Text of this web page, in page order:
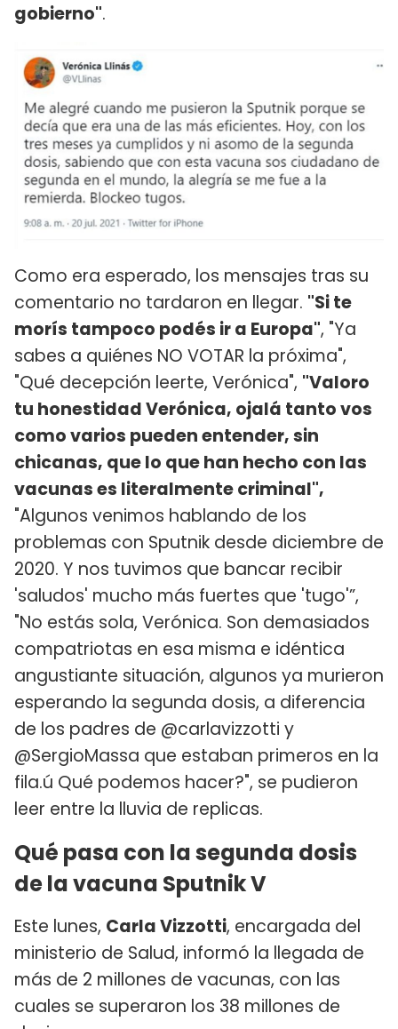
gobierno".
Como era esperado, los mensajes tras su
comentario no tardaron en llegar. "Si te
morís tampoco podés ir a Europa", "Ya
sabes a quiénes NO VOTAR la próxima",
"Qué decepción leerte, Verónica", "Valoro
tu honestidad Verónica, ojalá tanto vos
como varios pueden entender, sin
chicanas, que lo que han hecho con las
vacunas es literalmente criminal",
"Algunos venimos hablando de los
problemas con Sputnik desde diciembre de
2020. Y nos tuvimos que bancar recibir
'saludos' mucho más fuertes que 'tugo'”,
"No estás sola, Verónica. Son demasiados
compatriotas en esa misma e idéntica
angustiante situación, algunos ya murieron
esperando la segunda dosis, a diferencia
de los padres de @carlavizzotti y
@SergioMassa que estaban primeros en la
fila.ú Qué podemos hacer?", se pudieron
leer entre la lluvia de replicas.
Qué pasa con la segunda dosis
de la vacuna Sputnik V
Este lunes, Carla Vizzotti, encargada del
ministerio de Salud, informó la llegada de
más de 2 millones de vacunas, con las
cuales se superaron los 38 millones de